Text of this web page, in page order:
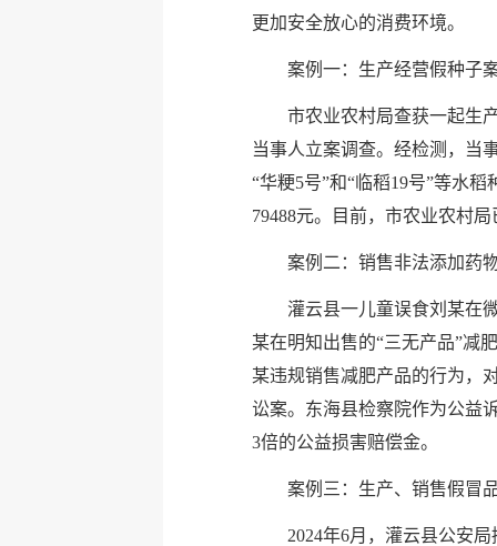
更加安全放心的消费环境。
案例一：生产经营假种子
市农业农村局查获一起生
当事人立案调查。经检测，当
“华粳5号”和“临稻19号”等水
79488元。目前，市农业农村
案例二：销售非法添加药
灌云县一儿童误食刘某在
某在明知出售的“三无产品”减
某违规销售减肥产品的行为，
讼案。东海县检察院作为公益
3倍的公益损害赔偿金。
案例三：生产、销售假冒
2024年6月，灌云县公安